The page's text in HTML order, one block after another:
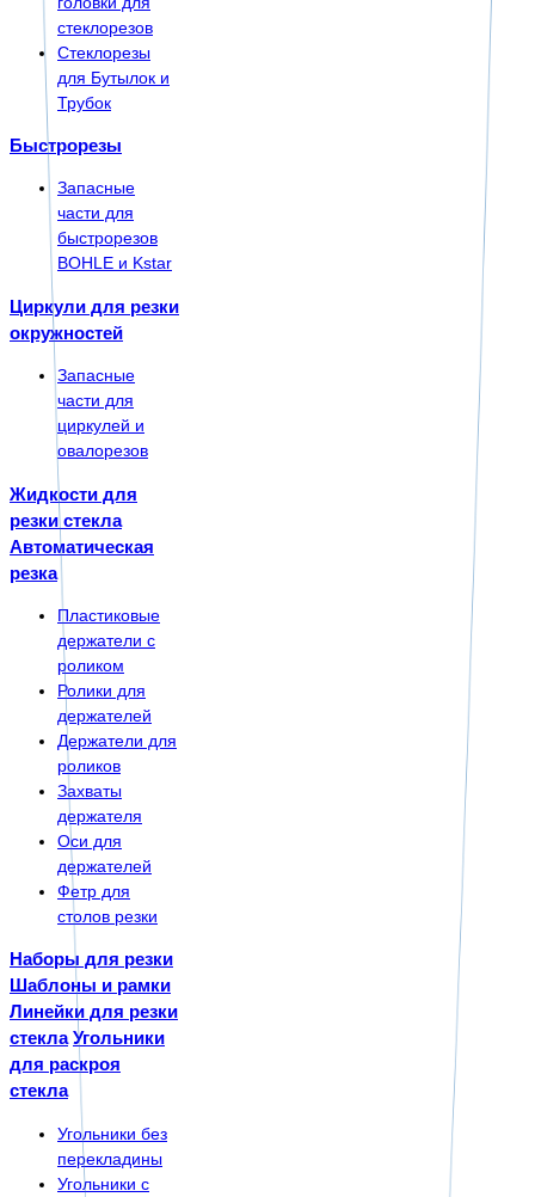
стеклорезов
Стеклорезы
для Бутылок и
Трубок
Быстрорезы
Запасные
части для
быстрорезов
BOHLE и Kstar
Циркули для резки
окружностей
Запасные
части для
циркулей и
овалорезов
Жидкости для
резки стекла
Автоматическая
резка
Пластиковые
держатели с
роликом
Ролики для
держателей
Держатели для
роликов
Захваты
держателя
Оси для
держателей
Фетр для
столов резки
Наборы для резки
Шаблоны и рамки
Линейки для резки
стекла Угольники
для раскроя
стекла
Угольники без
перекладины
Угольники с